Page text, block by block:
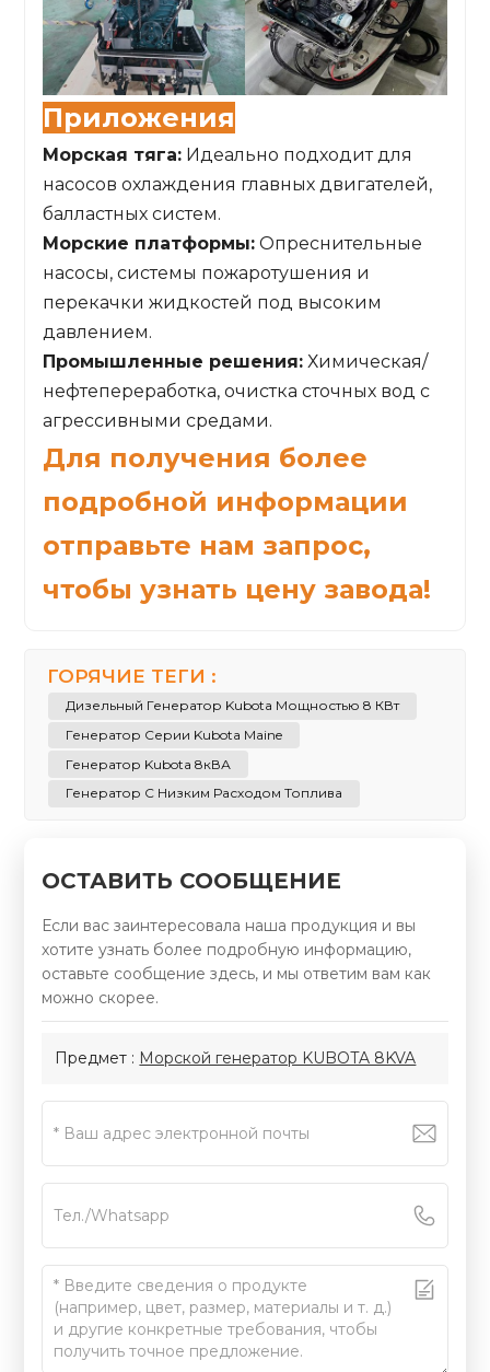
Приложения
Морская тяга: Идеально подходит для
насосов охлаждения главных двигателей,
балластных систем.
Морские платформы: Опреснительные
насосы, системы пожаротушения и
перекачки жидкостей под высоким
давлением.
Промышленные решения: Химическая/
нефтепереработка, очистка сточных вод с
агрессивными средами.
Для получения более
подробной информации
отправьте нам запрос,
чтобы узнать цену завода!
ГОРЯЧИЕ ТЕГИ :
Дизельный Генератор Kubota Мощностью 8 КВт
Генератор Серии Kubota Maine
Генератор Kubota 8кВА
Генератор С Низким Расходом Топлива
ОСТАВИТЬ СООБЩЕНИЕ
Если вас заинтересовала наша продукция и вы
хотите узнать более подробную информацию,
оставьте сообщение здесь, и мы ответим вам как
можно скорее.
Предмет : Морской генератор KUBOTA 8KVA